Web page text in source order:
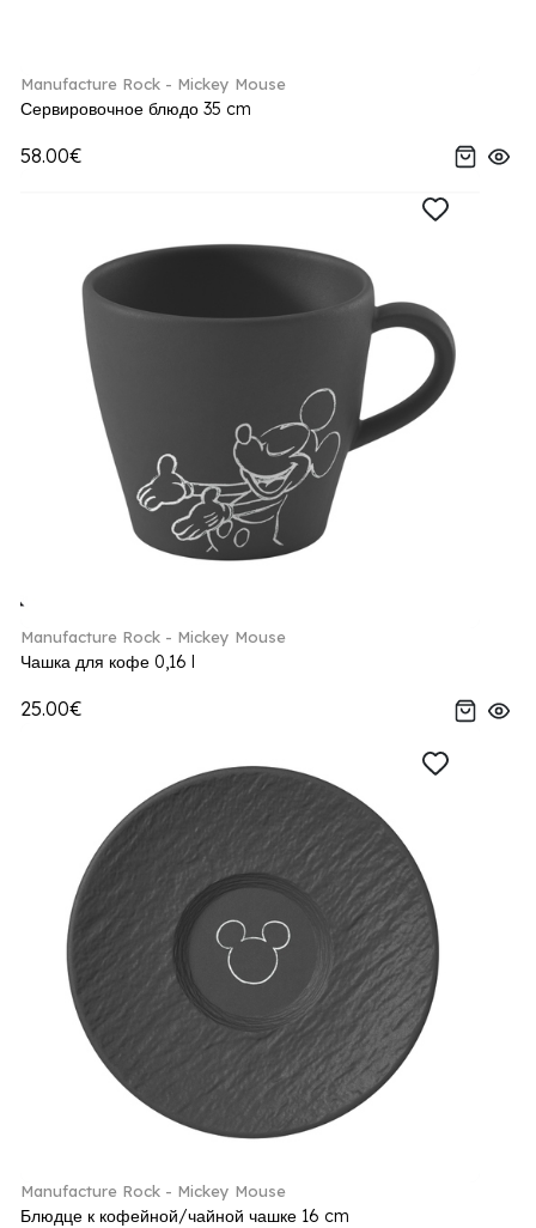
Manufacture Rock - Mickey Mouse
Сервировочное блюдо 35 cm
58.00€
Manufacture Rock - Mickey Mouse
Чашка для кофе 0,16 l
25.00€
Manufacture Rock - Mickey Mouse
Блюдце к кофейной/чайной чашке 16 cm